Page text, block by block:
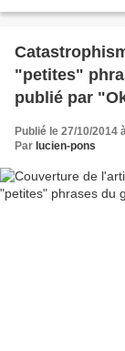
"petites"
publié par
Publié le 27/10/2014
Par lucien-pons